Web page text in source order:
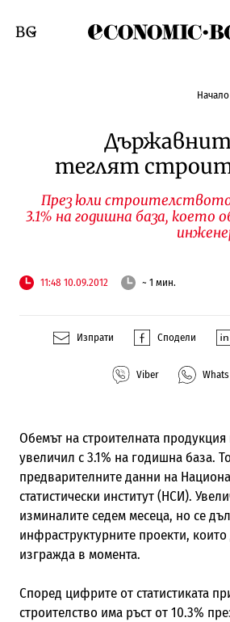
Смяна на език
Начало
теглят
През юли строителството
3.1% на годишна база, което
11:48 10.09.2012 ~ 1 мин.
Изпрати Сподели
Viber
Обемът на строителната
увеличил с 3.1% на годишна база.
предварителните данни на
статистически институт (НСИ).
изминалите седем месеца, но се
инфраструктурните проекти,
изгражда в момента.
Според цифрите от статистиката
строителство има ръст от 10.3%